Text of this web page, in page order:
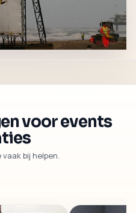
voor events
bij helpen.